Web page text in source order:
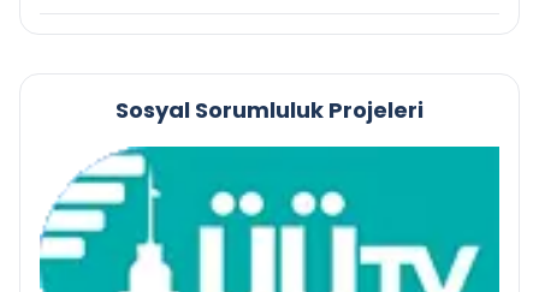
Sosyal Sorumluluk Projeleri